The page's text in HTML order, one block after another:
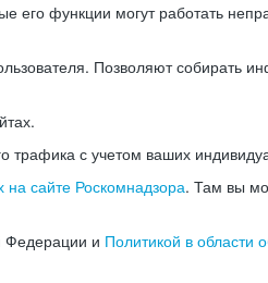
его функции могут работать
Позволяют собирать
с учетом ваших
сайте Роскомнадзора. Там вы
Федерации и Политикой в области